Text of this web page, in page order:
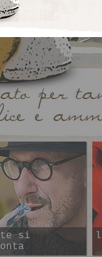
si